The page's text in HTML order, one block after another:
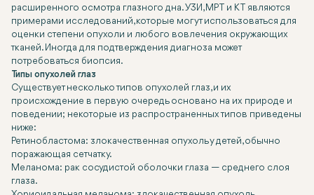
расширенного осмотра глазного дна. УЗИ, МРТ и КТ являются
примерами исследований, которые могут использоваться для
оценки степени опухоли и любого вовлечения окружающих
тканей. Иногда для подтверждения диагноза может
потребоваться биопсия.
Типы опухолей глаз
Существует несколько типов опухолей глаз, и их
происхождение в первую очередь основано на их природе и
поведении; некоторые из распространенных типов приведены
ниже:
Ретинобластома: злокачественная опухоль у детей, обычно
поражающая сетчатку.
Меланома: рак сосудистой оболочки глаза — среднего слоя
глаза.